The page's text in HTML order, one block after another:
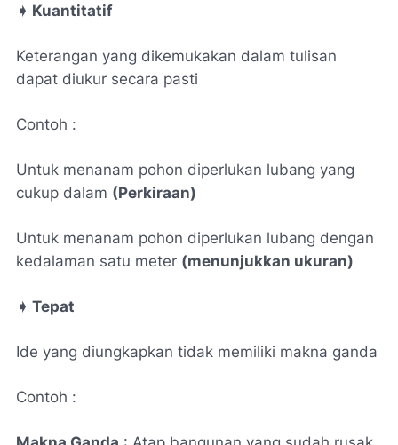
➧ Kuantitatif
Keterangan yang dikemukakan dalam tulisan
dapat diukur secara pasti
Contoh :
Untuk menanam pohon diperlukan lubang yang
cukup dalam (Perkiraan)
Untuk menanam pohon diperlukan lubang dengan
kedalaman satu meter (menunjukkan ukuran)
➧ Tepat
Ide yang diungkapkan tidak memiliki makna ganda
Contoh :